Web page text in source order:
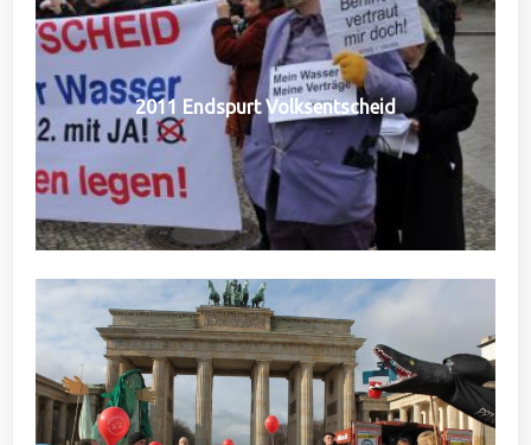
2011 Endspurt Volksentscheid